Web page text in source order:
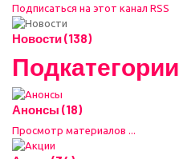
Подписаться на этот канал RSS
Новости (138)
Подкатегории
Анонсы (18)
Просмотр материалов ...